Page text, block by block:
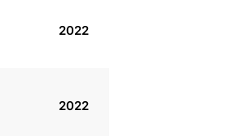
2022
2022